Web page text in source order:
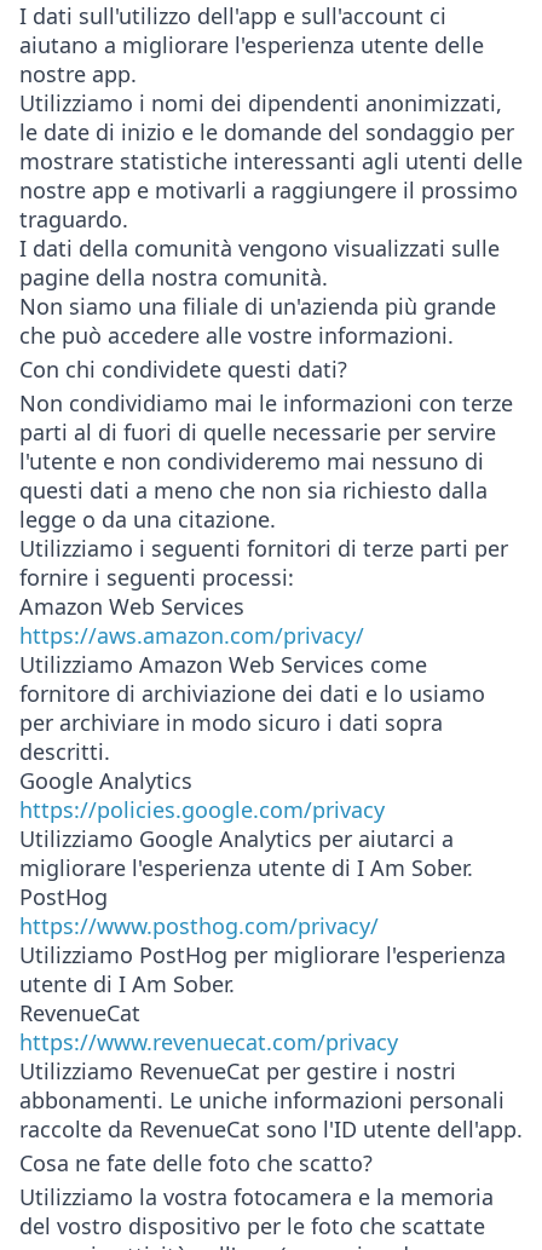
I dati sull'utilizzo dell'app e sull'account ci
aiutano a migliorare l'esperienza utente delle
nostre app.
Utilizziamo i nomi dei dipendenti anonimizzati,
le date di inizio e le domande del sondaggio per
mostrare statistiche interessanti agli utenti delle
nostre app e motivarli a raggiungere il prossimo
traguardo.
I dati della comunità vengono visualizzati sulle
pagine della nostra comunità.
Non siamo una filiale di un'azienda più grande
che può accedere alle vostre informazioni.
Con chi condividete questi dati?
Non condividiamo mai le informazioni con terze
parti al di fuori di quelle necessarie per servire
l'utente e non condivideremo mai nessuno di
questi dati a meno che non sia richiesto dalla
legge o da una citazione.
Utilizziamo i seguenti fornitori di terze parti per
fornire i seguenti processi:
Amazon Web Services
https://aws.amazon.com/privacy/
Utilizziamo Amazon Web Services come
fornitore di archiviazione dei dati e lo usiamo
per archiviare in modo sicuro i dati sopra
descritti.
Google Analytics
https://policies.google.com/privacy
Utilizziamo Google Analytics per aiutarci a
migliorare l'esperienza utente di I Am Sober.
PostHog
https://www.posthog.com/privacy/
Utilizziamo PostHog per migliorare l'esperienza
utente di I Am Sober.
RevenueCat
https://www.revenuecat.com/privacy
Utilizziamo RevenueCat per gestire i nostri
abbonamenti. Le uniche informazioni personali
raccolte da RevenueCat sono l'ID utente dell'app.
Cosa ne fate delle foto che scatto?
Utilizziamo la vostra fotocamera e la memoria
del vostro dispositivo per le foto che scattate